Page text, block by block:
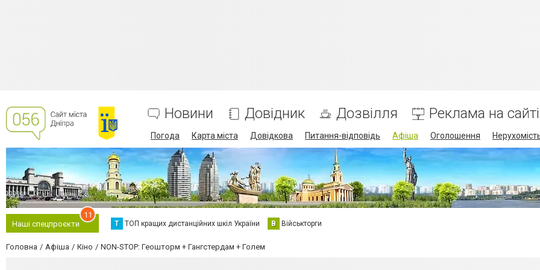
Новини Довідник Дозвілля Реклама на сайті
Погода Карта міста Довідкова Питання-відповідь Афіша Оголошення
Наші спецпроєкти
11
Т ТОП кращих дистанційних шкіл України В Військторги
Головна Афіша Кіно NON-STOP: Геошторм + Гангстердам + Голем